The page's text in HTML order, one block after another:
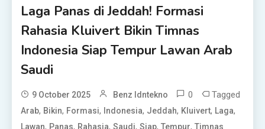
Laga Panas di Jeddah! Formasi
Rahasia Kluivert Bikin Timnas
Indonesia Siap Tempur Lawan Arab
Saudi
9 October 2025 Benz Idntekno 0 Tagged
Arab, Bikin, Formasi, Indonesia, Jeddah, Kluivert, Laga,
Lawan, Panas, Rahasia,Saudi,Siap,Tempur,Timnas